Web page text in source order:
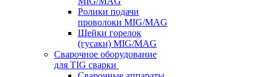
Ролики подачи
проволоки MIG/MAG
Шейки горелок
(гусаки) MIG/MAG
Сварочное оборудование
для TIG сварки